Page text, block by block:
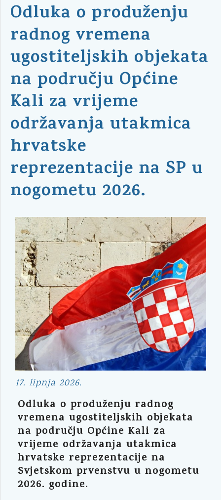
Odluka o produženju
radnog vremena
ugostiteljskih objekata
na području Općine
Kali za vrijeme
održavanja utakmica
hrvatske
reprezentacije na SP u
nogometu 2026.
17. lipnja 2026.
Odluka o produženju radnog
vremena ugostiteljskih objekata
na području Općine Kali za
vrijeme održavanja utakmica
hrvatske reprezentacije na
Svjetskom prvenstvu u nogometu
2026. godine.